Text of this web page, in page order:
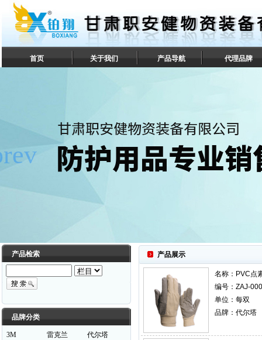
首页 关于我们 产品导航 代理品牌
产品检索
品牌分类
3M 雷克兰
代尔塔
产品展示
名称： PVC点
编号：ZAJ-
单位：每双
品牌：代尔塔